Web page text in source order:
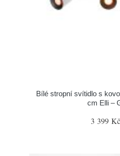
Bílé stropní svítidlo s
cm Elli –
3 399 Kč